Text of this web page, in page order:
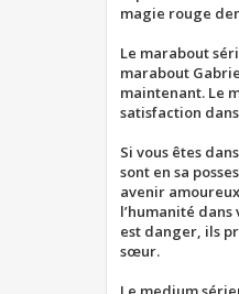
magie rouge
Le marabout
marabout
maintenant. Le
satisfaction
Si vous êtes
sont en sa
avenir
l’humanité
est danger, ils
sœur.